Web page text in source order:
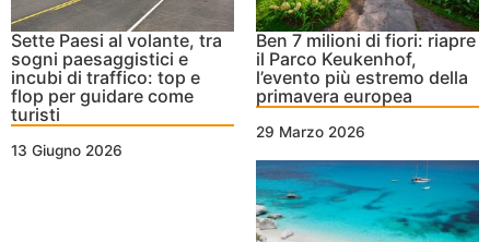
Sette Paesi al volante, tra
sogni paesaggistici e
incubi di traffico: top e
flop per guidare come
turisti
13 Giugno 2026
Ben 7 milioni di fiori: riapre
il Parco Keukenhof,
l’evento più estremo della
primavera europea
29 Marzo 2026